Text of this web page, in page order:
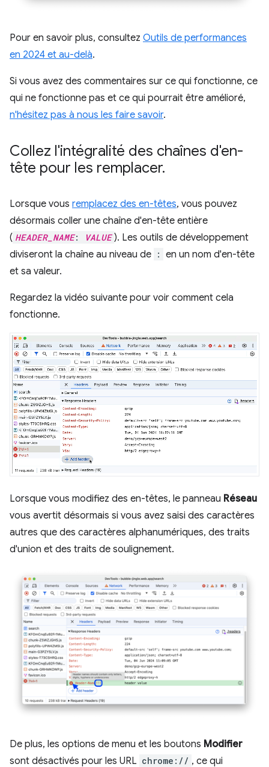
Pour en savoir plus, consultez Outils de performances
en 2024 et au-delà.
Si vous avez des commentaires sur ce qui fonctionne, ce
qui ne fonctionne pas et ce qui pourrait être amélioré,
n'hésitez pas à nous les faire savoir.
Collez l'intégralité des chaînes d'en-
tête pour les remplacer.
Lorsque vous remplacez des en-têtes, vous pouvez
désormais coller une chaîne d'en-tête entière
( HEADER_NAME: VALUE ). Les outils de développement
diviseront la chaîne au niveau de : en un nom d'en-tête
et sa valeur.
Regardez la vidéo suivante pour voir comment cela
fonctionne.
Lorsque vous modifiez des en-têtes, le panneau Réseau
vous avertit désormais si vous avez saisi des caractères
autres que des caractères alphanumériques, des traits
d'union et des traits de soulignement.
De plus, les options de menu et les boutons Modifier
sont désactivés pour les URL chrome:// , ce qui